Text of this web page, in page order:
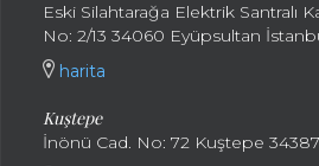
Eski Silahtarağa Elektrik Santralı
No: 2/13 34060 Eyüpsultan
harita
Kuştepe
İnönü Cad. No: 72 Kuştepe